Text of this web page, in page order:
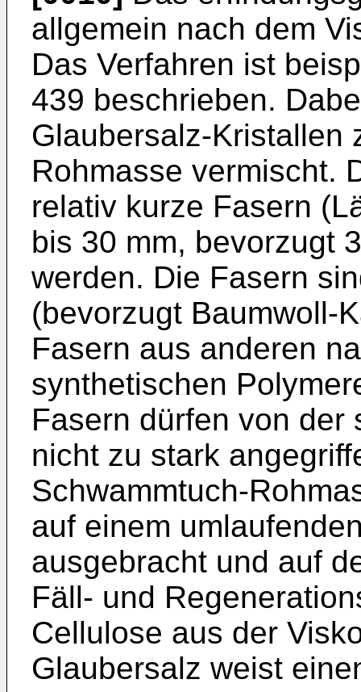
allgemein nach dem
Das Verfahren ist
439 beschrieben.
Glaubersalz-Kristallen
Rohmasse vermischt.
relativ kurze Fasern
bis 30 mm, bevorzugt
werden. Die Fasern
(bevorzugt Baumwoll-
Fasern aus anderen
synthetischen
Fasern dürfen von der
nicht zu stark
Schwammtuch-
auf einem
ausgebracht und auf
Fäll- und
Cellulose aus der
Glaubersalz weist